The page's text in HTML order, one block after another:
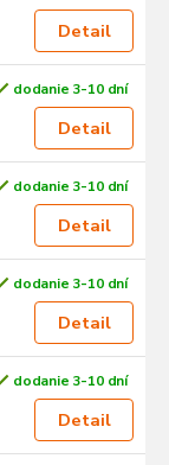
Detail
dodanie 3-10 dní
Detail
dodanie 3-10 dní
Detail
dodanie 3-10 dní
Detail
dodanie 3-10 dní
Detail